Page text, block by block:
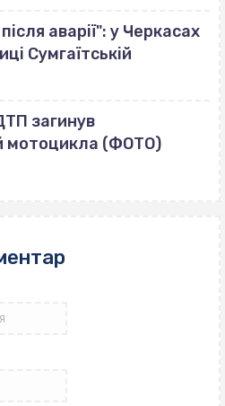
аварії": у Черкасах
Сумгаїтській
загинув
мотоцикла (ФОТО)